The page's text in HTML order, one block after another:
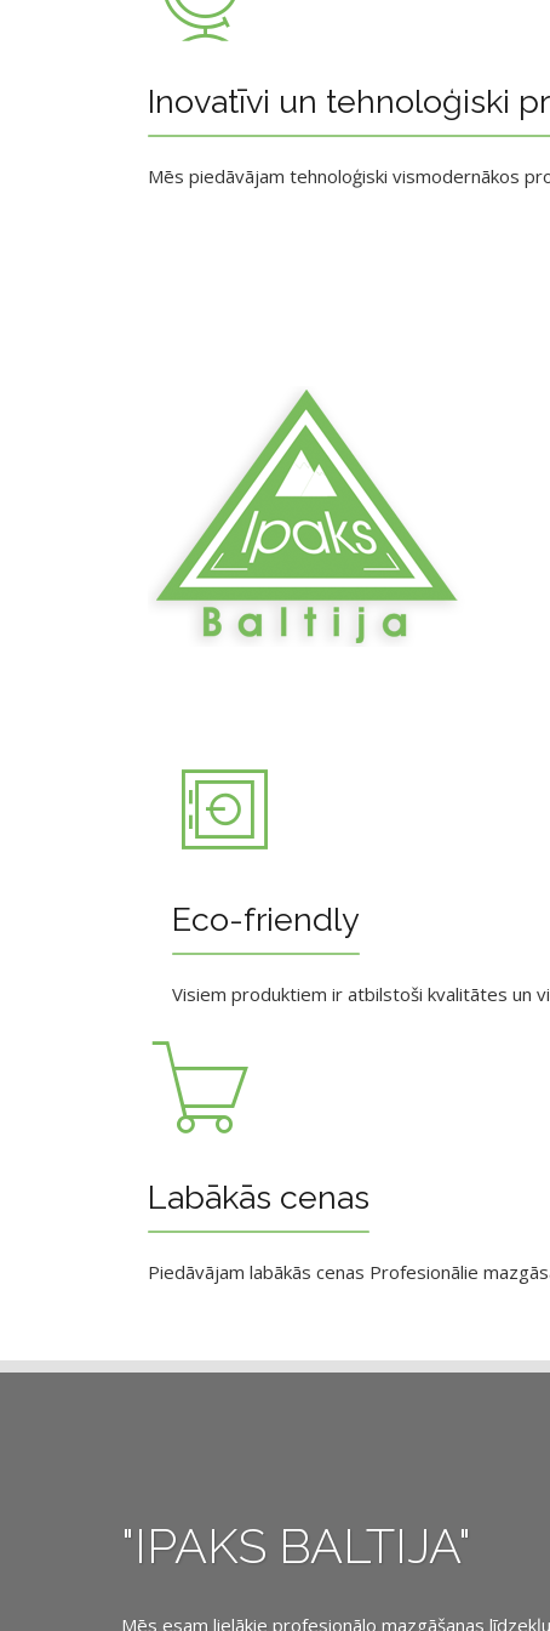
Inovatīvi un tehnoloģiski
Mēs piedāvājam tehnoloģiski vismodernākos
Eco-friendly
Visiem produktiem ir atbilstoši kvalitātes un
Labākās cenas
Piedāvājam labākās cenas Profesionālie
"IPAKS BALTIJA"
Mēs esam lielākie profesionālo mazgāšanas